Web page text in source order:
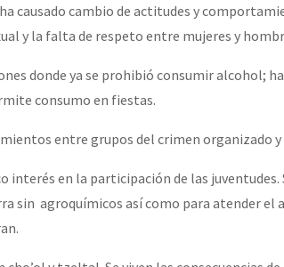
causado cambio de actitudes y
y la falta de respeto entre mujeres y
donde ya se prohibió consumir alcohol;
consumo en fiestas.
entre grupos del crimen organizado
interés en la participación de las
sin agroquímicos así como para atender el